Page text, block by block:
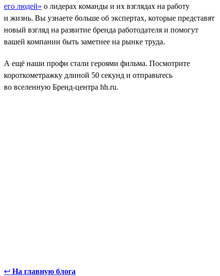
его людей» о лидерах команды и их взглядах на работу
и жизнь. Вы узнаете больше об экспертах, которые представят
новый взгляд на развитие бренда работодателя и помогут
вашей компании быть заметнее на рынке труда.
А ещё наши профи стали героями фильма. Посмотрите
короткометражку длиной 50 секунд и отправьтесь
во вселенную Бренд-центра hh.ru.
↩ На главную блога